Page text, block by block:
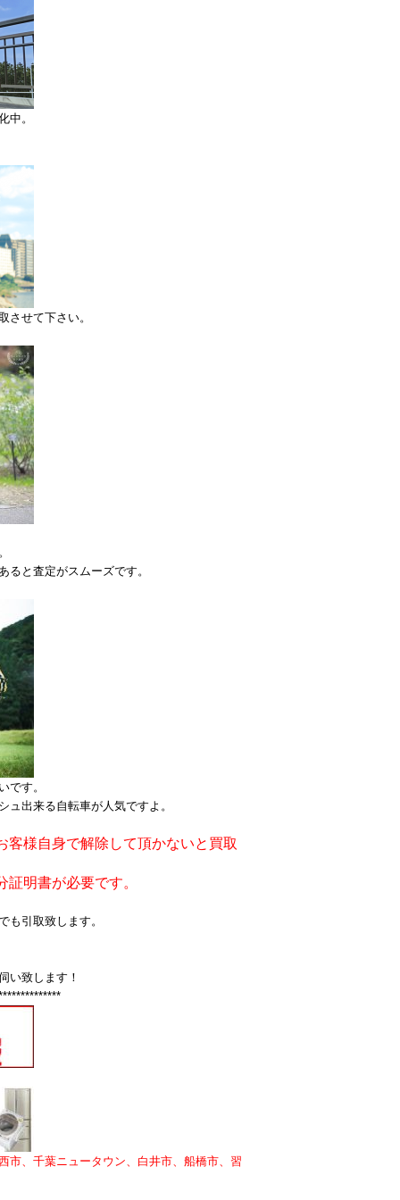
中。
させて下さい。
ると査定がスムーズです。
です。
ュ出来る自転車が人気ですよ。
客様自身で解除して頂かないと買取
明書が必要です。
も引取致します。
い致します！
市、千葉ニュータウン、白井市、船橋市、習